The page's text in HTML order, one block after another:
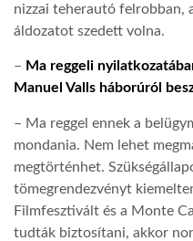
nizzai teherautó felrobban,
áldozatot szedett volna.
– Ma reggeli
Manuel Valls háborúról
– Ma reggel ennek a
mondania. Nem lehet
megtörténhet.
tömegrendezvényt
Filmfesztivált és a Monte
tudták biztosítani, akkor